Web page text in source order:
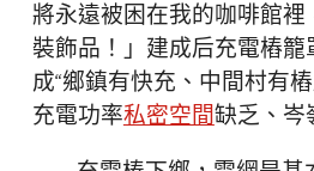
將永遠被困在我的咖啡館
裝飾品！」建成后充電樁籠
成“鄉鎮有快充、中間村有
充電功率私密空間缺乏、岑